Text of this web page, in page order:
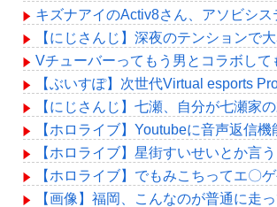
キズナアイのActiv8さん、アソビシ
【にじさんじ】深夜のテンションで
Vチューバーってもう男とコラボして
【ぶいすぽ】次世代Virtual esports
【にじさんじ】七瀬、自分が七瀬家
【ホロライブ】Youtubeに音声返信
【ホロライブ】星街すいせいとか言
【ホロライブ】でもみこちってエ〇
【画像】福岡、こんなのが普通に走